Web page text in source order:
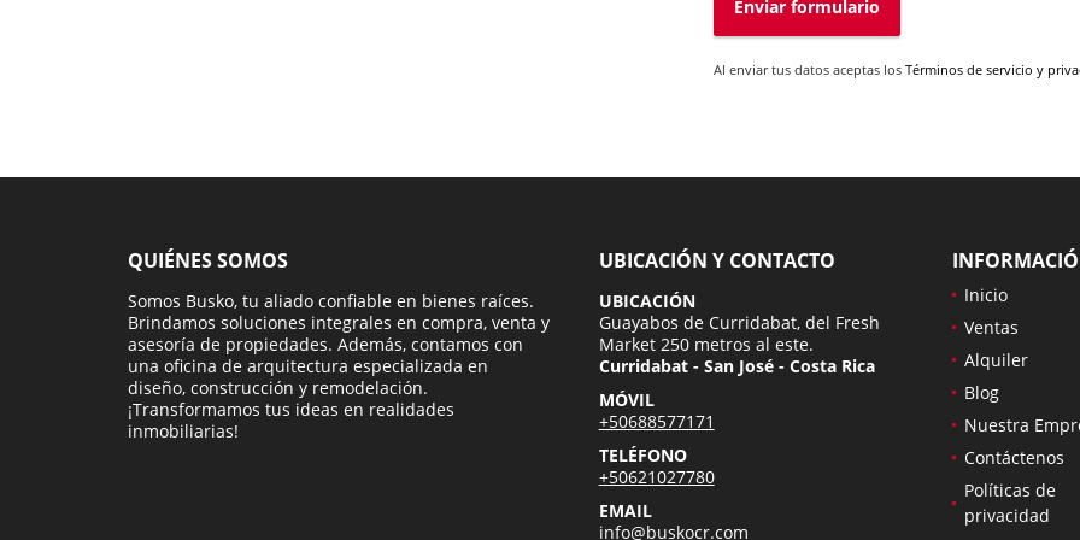
Enviar formulario
Al enviar tus datos aceptas los Términos de servicio y
QUIÉNES SOMOS
Somos Busko, tu aliado confiable en bienes raíces.
Brindamos soluciones integrales en compra, venta y
asesoría de propiedades. Además, contamos con
una oficina de arquitectura especializada en
diseño, construcción y remodelación.
¡Transformamos tus ideas en realidades
inmobiliarias!
UBICACIÓN Y CONTACTO
UBICACIÓN
Guayabos de Curridabat, del Fresh
Market 250 metros al este.
Curridabat - San José - Costa Rica
MÓVIL
+50688577171
TELÉFONO
+50621027780
EMAIL
info@buskocr.com
Inicio
Ventas
Alquiler
Blog
Nuestra
Contáctenos
Políticas de
privacidad